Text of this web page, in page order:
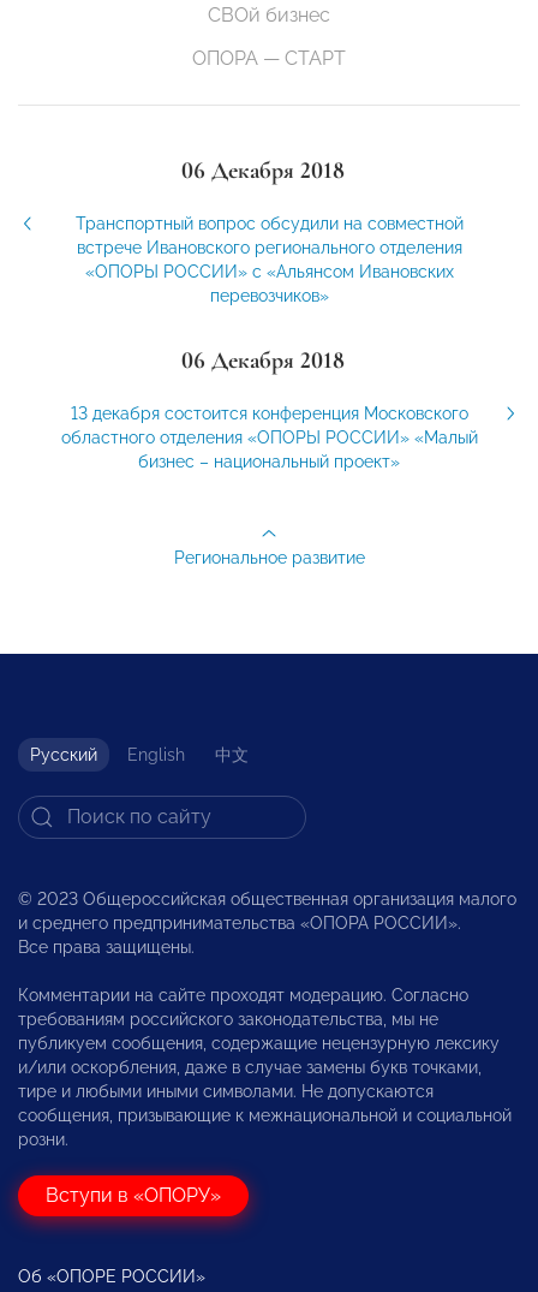
СВОй бизнес
ОПОРА — СТАРТ
06 Декабря 2018
Транспортный вопрос обсудили на совместной
встрече Ивановского регионального отделения
«ОПОРЫ РОССИИ» с «Альянсом Ивановских
перевозчиков»
06 Декабря 2018
13 декабря состоится конференция Московского
областного отделения «ОПОРЫ РОССИИ» «Малый
бизнес – национальный проект»
Региональное развитие
Русский English 中文
© 2023 Общероссийская общественная организация малого
и среднего предпринимательства «ОПОРА РОССИИ».
Все права защищены.
Комментарии на сайте проходят модерацию. Согласно
требованиям российского законодательства, мы не
публикуем сообщения, содержащие нецензурную лексику
и/или оскорбления, даже в случае замены букв точками,
тире и любыми иными символами. Не допускаются
сообщения, призывающие к межнациональной и социальной
розни.
Вступи в «ОПОРУ»
Об «ОПОРЕ РОССИИ»